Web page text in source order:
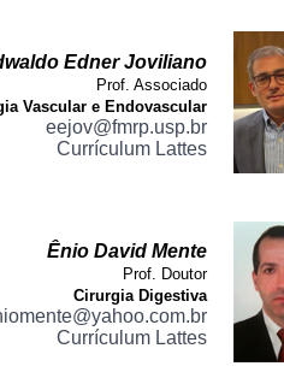
Edner Joviliano
Prof. Associado
Vascular e Endovascular
eejov@fmrp.usp.br
Currículum Lattes
Ênio David Mente
Prof. Doutor
Cirurgia Digestiva
Currículum Lattes